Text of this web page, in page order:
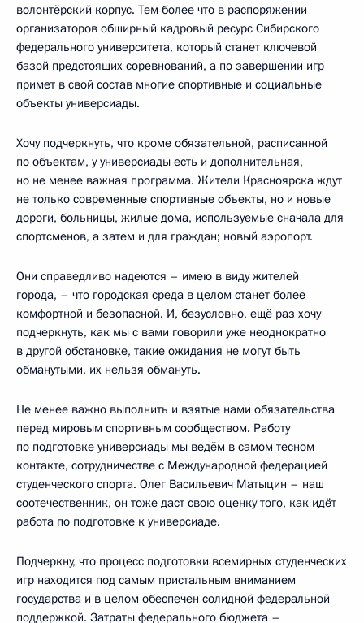
волонтёрский корпус. Тем более что в распоряжении
организаторов обширный кадровый ресурс Сибирского
федерального университета, который станет ключевой
базой предстоящих соревнований, а по завершении игр
примет в свой состав многие спортивные и социальные
объекты универсиады.
Хочу подчеркнуть, что кроме обязательной, расписанной
по объектам, у универсиады есть и дополнительная,
но не менее важная программа. Жители Красноярска ждут
не только современные спортивные объекты, но и новые
дороги, больницы, жилые дома, используемые сначала для
спортсменов, а затем и для граждан; новый аэропорт.
Они справедливо надеются – имею в виду жителей
города, – что городская среда в целом станет более
комфортной и безопасной. И, безусловно, ещё раз хочу
подчеркнуть, как мы с вами говорили уже неоднократно
в другой обстановке, такие ожидания не могут быть
обманутыми, их нельзя обмануть.
Не менее важно выполнить и взятые нами обязательства
перед мировым спортивным сообществом. Работу
по подготовке универсиады мы ведём в самом тесном
контакте, сотрудничестве с Международной федерацией
студенческого спорта. Олег Васильевич Матыцин – наш
соотечественник, он тоже даст свою оценку того, как идёт
работа по подготовке к универсиаде.
Подчеркну, что процесс подготовки всемирных студенческих
игр находится под самым пристальным вниманием
государства и в целом обеспечен солидной федеральной
поддержкой. Затраты федерального бюджета –